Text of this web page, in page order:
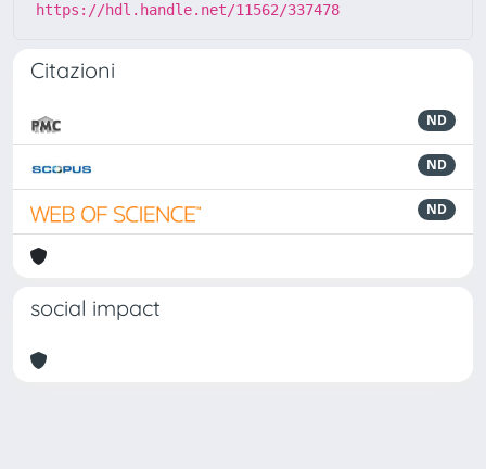
https://hdl.handle.net/11562/337478
Citazioni
ND
ND
ND
social impact